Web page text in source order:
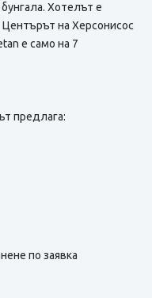
Хотелът е
на Херсонисос
е само на 7
предлага:
по заявка